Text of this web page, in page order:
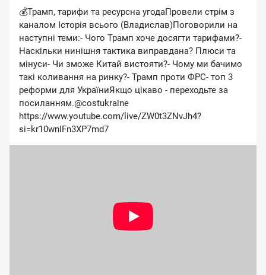
💰Трамп, тарифи та ресурсна угодаПровели стрім з
каналом Історія всього (Владислав)Поговорили на
наступні теми:- Чого Трамп хоче досягти тарифами?-
Наскільки нинішня тактика виправдана? Плюси та
мінуси- Чи зможе Китай вистояти?- Чому ми бачимо
такі коливання на ринку?- Трамп проти ФРС- топ 3
реформи для УкраїниЯкщо цікаво - переходьте за
посиланням.@costukraine
https://www.youtube.com/live/ZW0t3ZNvJh4?
si=kr10wnIFn3XP7md7